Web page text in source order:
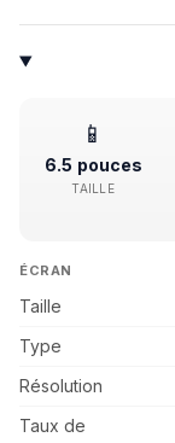
📱
6.5 pouces
TAILLE
ÉCRAN
Taille
Type
Résolution
Taux de